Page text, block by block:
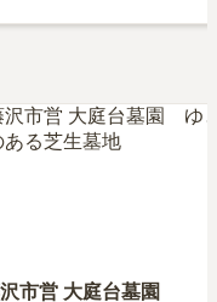
市営 大庭台墓園